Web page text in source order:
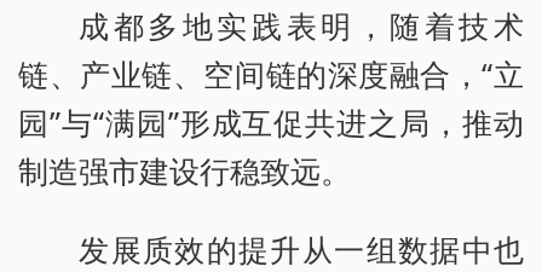
成都多地实践表明，随着技术
链、产业链、空间链的深度融合，“立
园”与“满园”形成互促共进之局，推动
制造强市建设行稳致远。
发展质效的提升从一组数据中也